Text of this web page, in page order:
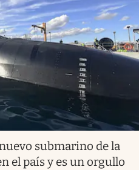
submarino de la
el país y es un orgullo